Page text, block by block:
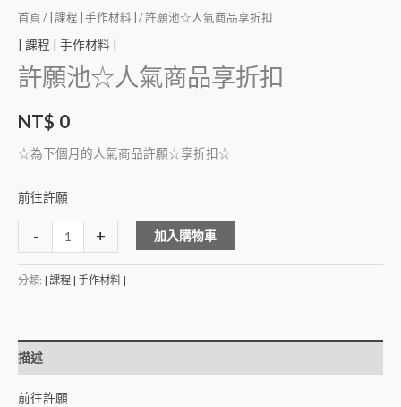
首頁 / | 課程 | 手作材料 | / 許願池☆人氣商品享折扣
| 課程 | 手作材料 |
許願池☆人氣商品享折扣
NT$ 0
☆為下個月的人氣商品許願☆享折扣☆
前往許願
- + 加入購物車
分類: | 課程 | 手作材料 |
描述
前往許願